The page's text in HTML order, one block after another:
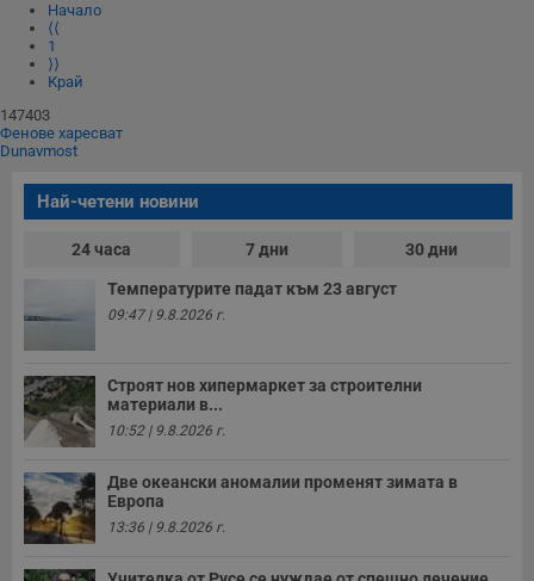
Начало
⟨⟨
1
⟩⟩
Край
147403
Фенове харесват
Dunavmost
Най-четени новини
24 часа 7 дни 30 дни
Температурите падат към 23 август
09:47 | 9.8.2026 г.
Строят нов хипермаркет за строителни
материали в...
10:52 | 9.8.2026 г.
Две океански аномалии променят зимата в
Европа
13:36 | 9.8.2026 г.